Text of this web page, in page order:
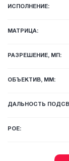
ИСПОЛНЕНИЕ:
МАТРИЦА:
РАЗРЕШЕНИЕ, МП:
ОБЪЕКТИВ, ММ:
ДАЛЬНОСТЬ
POE: